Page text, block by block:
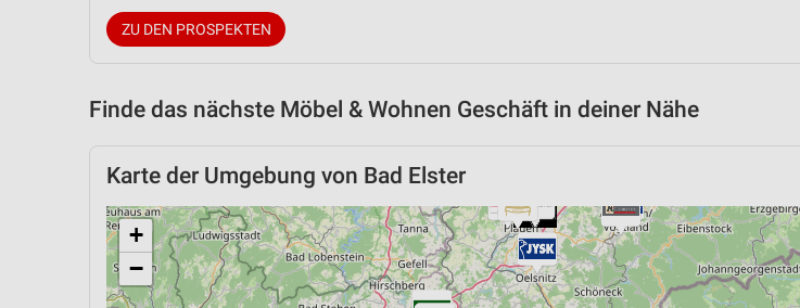
ZU DEN PROSPEKTEN
Finde das nächste Möbel & Wohnen Geschäft in deiner Nähe
Karte der Umgebung von Bad Elster
+
−